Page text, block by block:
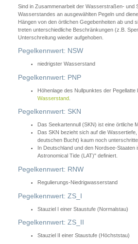
Sind in Zusammenarbeit der Wasserstraßen- und
Wasserstandes an ausgewählten Pegeln und
Hängen von den örtlichen Gegebenheiten ab
treten unterschiedliche Beschränkungen (z.B.
Unterschreitung wieder aufgehoben.
Pegelkennwert: NSW
niedrigster Wasserstand
Pegelkennwert: PNP
Höhenlage des Nullpunktes der
Wasserstand
Pegelkennwert: SKN
Das Seekartennull (SKN) ist eine örtliche
Das SKN bezieht sich auf die
deutschen Bucht) kaum noch
In Deutschland und den Nordsee-
Astronomical Tide (LAT)" definiert.
Pegelkennwert: RNW
Regulierungs-Niedrigwasserstand
Pegelkennwert: ZS_I
Stauziel I einer Staustufe (Normalstau)
Pegelkennwert: ZS_II
Stauziel II einer Staustufe (Höchststau)